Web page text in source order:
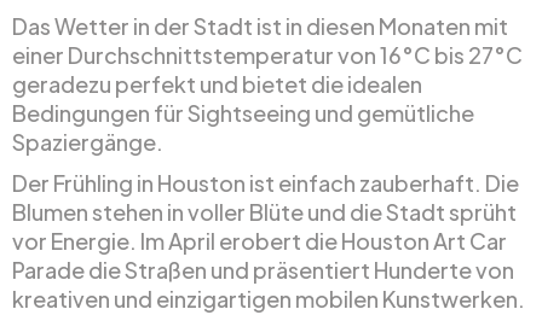
Das Wetter in der Stadt ist in diesen Monaten mit
einer Durchschnittstemperatur von 16°C bis 27°C
geradezu perfekt und bietet die idealen
Bedingungen für Sightseeing und gemütliche
Spaziergänge.
Der Frühling in Houston ist einfach zauberhaft. Die
Blumen stehen in voller Blüte und die Stadt sprüht
vor Energie. Im April erobert die Houston Art Car
Parade die Straßen und präsentiert Hunderte von
kreativen und einzigartigen mobilen Kunstwerken.